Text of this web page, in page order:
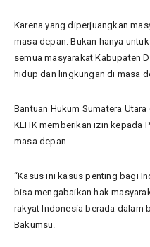
Karena yang diperjuangkan
masa depan. Bukan hanya
semua masyarakat Kabupaten
hidup dan lingkungan di masa
Bantuan Hukum Sumatera
KLHK memberikan izin kepada
masa depan.
“Kasus ini kasus penting bagi
bisa mengabaikan hak
rakyat Indonesia berada dalam
Bakumsu.